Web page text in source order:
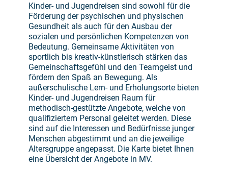
erfüllen besonders hohe Standards,
insbesondere im Hinblick auf den Schutz, die
Sicherheit und das Wohlbefinden junger Gäste.
Nicht nur Unterkünfte, sondern auch
Veranstalter von Kinder- und Jugendreisen
können das Zertifikat erwerben und damit ihr
Qualitätsversprechen unterstreichen.
Weitere Informationen zum QMJ-Siegel findet
ihrhier.
Auch die nachfolgenden Qualitätssiegel
können einen vergleichbaren Überblick über
Kinder- und Jugendreisen sind sowohl für die
Förderung der psychischen und physischen
Gesundheit als auch für den Ausbau der
sozialen und persönlichen Kompetenzen von
Bedeutung. Gemeinsame Aktivitäten von
sportlich bis kreativ-künstlerisch stärken das
Gemeinschaftsgefühl und den Teamgeist und
fördern den Spaß an Bewegung. Als
außerschulische Lern- und Erholungsorte bieten
Kinder- und Jugendreisen Raum für
methodisch-gestützte Angebote, welche von
qualifiziertem Personal geleitet werden. Diese
sind auf die Interessen und Bedürfnisse junger
Menschen abgestimmt und an die jeweilige
Altersgruppe angepasst. Die Karte bietet Ihnen
eine Übersicht der Angebote in MV.